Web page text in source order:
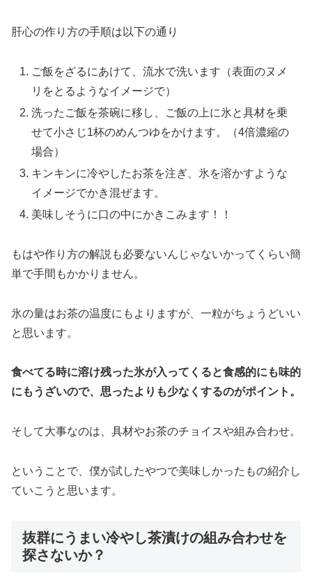
肝心の作り方の手順は以下の通り
ご飯をざるにあけて、流水で洗います（表面のヌメ
リをとるようなイメージで）
洗ったご飯を茶碗に移し、ご飯の上に氷と具材を乗
せて小さじ1杯のめんつゆをかけます。（4倍濃縮の
場合）
キンキンに冷やしたお茶を注ぎ、氷を溶かすような
イメージでかき混ぜます。
美味しそうに口の中にかきこみます！！
もはや作り方の解説も必要ないんじゃないかってくらい簡
単で手間もかかりません。
氷の量はお茶の温度にもよりますが、一粒がちょうどいい
と思います。
食べてる時に溶け残った氷が入ってくると食感的にも味的
にもうざいので、思ったよりも少なくするのがポイント。
そして大事なのは、具材やお茶のチョイスや組み合わせ。
ということで、僕が試したやつで美味しかったもの紹介し
ていこうと思います。
抜群にうまい冷やし茶漬けの組み合わせを
探さないか？